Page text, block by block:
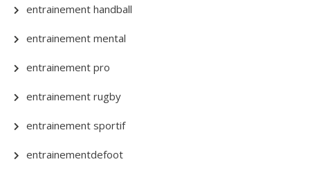
entrainement handball
entrainement mental
entrainement pro
entrainement rugby
entrainement sportif
entrainementdefoot